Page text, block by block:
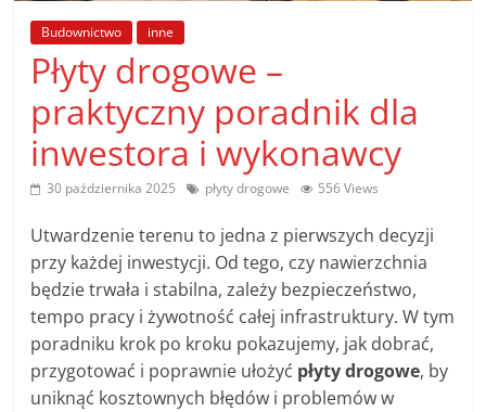
poradniki.
Porady
praktyczne
porady
wskazówki
poradniki
na
każdy
temat
Budownictwo inne
Płyty drogowe –
praktyczny poradnik dla
inwestora i wykonawcy
30 października 2025 płyty drogowe 556 Views
Utwardzenie terenu to jedna z pierwszych decyzji
przy każdej inwestycji. Od tego, czy nawierzchnia
będzie trwała i stabilna, zależy bezpieczeństwo,
tempo pracy i żywotność całej infrastruktury. W tym
poradniku krok po kroku pokazujemy, jak dobrać,
przygotować i poprawnie ułożyć płyty drogowe, by
uniknąć kosztownych błędów i problemów w